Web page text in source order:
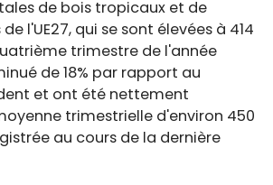
de bois tropicaux et de
l'UE27, qui se sont élevées à 414
trimestre de l'année
de 18% par rapport au
et ont été nettement
trimestrielle d'environ 450
au cours de la dernière